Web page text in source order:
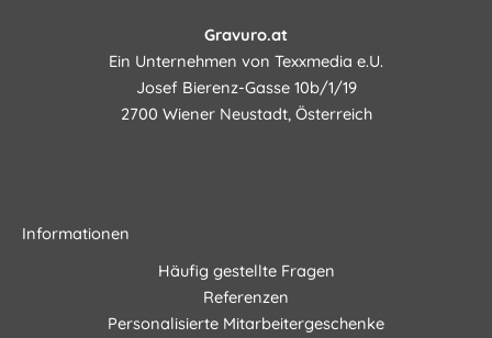
Gravuro.at
Ein Unternehmen von Texxmedia e.U.
Josef Bierenz-Gasse 10b/1/19
2700 Wiener Neustadt, Österreich
Informationen
Häufig gestellte Fragen
Referenzen
Personalisierte Mitarbeitergeschenke